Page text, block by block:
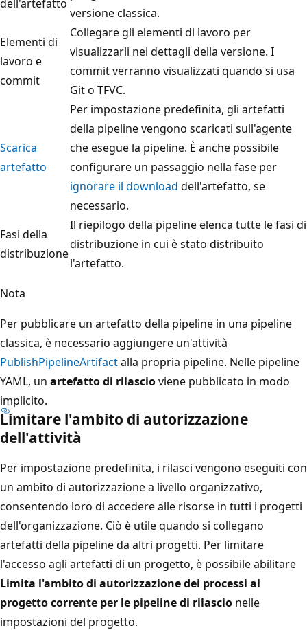
dell'artefatto
versione classica.
Elementi di
lavoro e
commit
Collegare gli elementi di lavoro per
visualizzarli nei dettagli della versione. I
commit verranno visualizzati quando si usa
Git o TFVC.
Scarica
artefatto
Per impostazione predefinita, gli artefatti
della pipeline vengono scaricati sull'agente
che esegue la pipeline. È anche possibile
configurare un passaggio nella fase per
ignorare il download dell'artefatto, se
necessario.
Fasi della
distribuzione
Il riepilogo della pipeline elenca tutte le fasi di
distribuzione in cui è stato distribuito
l'artefatto.
Nota
Per pubblicare un artefatto della pipeline in una pipeline
classica, è necessario aggiungere un'attività
PublishPipelineArtifactalla propria pipeline. Nelle pipeline
YAML, un artefatto di rilascioviene pubblicato in modo
implicito.
Limitare l'ambito di autorizzazione
dell'attività
Per impostazione predefinita, i rilasci vengono eseguiti con
un ambito di autorizzazione a livello organizzativo,
consentendo loro di accedere alle risorse in tutti i progetti
dell'organizzazione. Ciò è utile quando si collegano
artefatti della pipeline da altri progetti. Per limitare
l'accesso agli artefatti di un progetto, è possibile abilitare
Limita l'ambito di autorizzazione dei processi al
progetto corrente per le pipeline di rilascio nelle
impostazioni del progetto.